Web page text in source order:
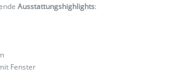
Ausstattungshighlights:
Fenster